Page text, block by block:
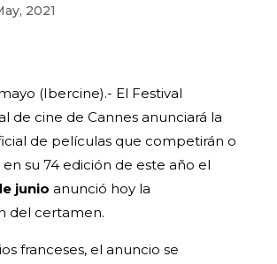
2021
(Ibercine).- El Festival
de cine de Cannes anunciará la
de películas que competirán o
su 74 edición de este año el
junio anunció hoy la
del certamen.
franceses, el anuncio se